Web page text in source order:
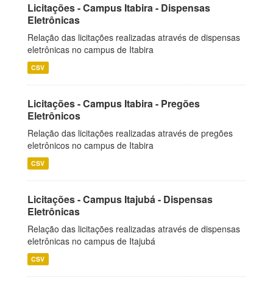
Licitações - Campus Itabira - Dispensas
Eletrônicas
Relação das licitações realizadas através de dispensas
eletrônicas no campus de Itabira
CSV
Licitações - Campus Itabira - Pregões
Eletrônicos
Relação das licitações realizadas através de pregões
eletrônicos no campus de Itabira
CSV
Licitações - Campus Itajubá - Dispensas
Eletrônicas
Relação das licitações realizadas através de dispensas
eletrônicas no campus de Itajubá
CSV